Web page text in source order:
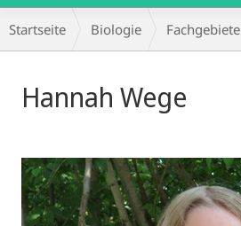
Breadcrumb-
Navigation
Startseite Biologie Fachgebiete
Hannah Wege